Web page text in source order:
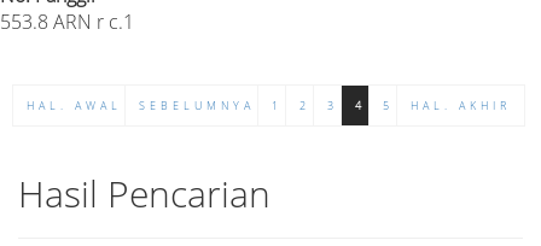
553.8 ARN r c.1
HAL. AWAL SEBELUMNYA 1 2 3 4 5 HAL. AKHIR
Hasil Pencarian